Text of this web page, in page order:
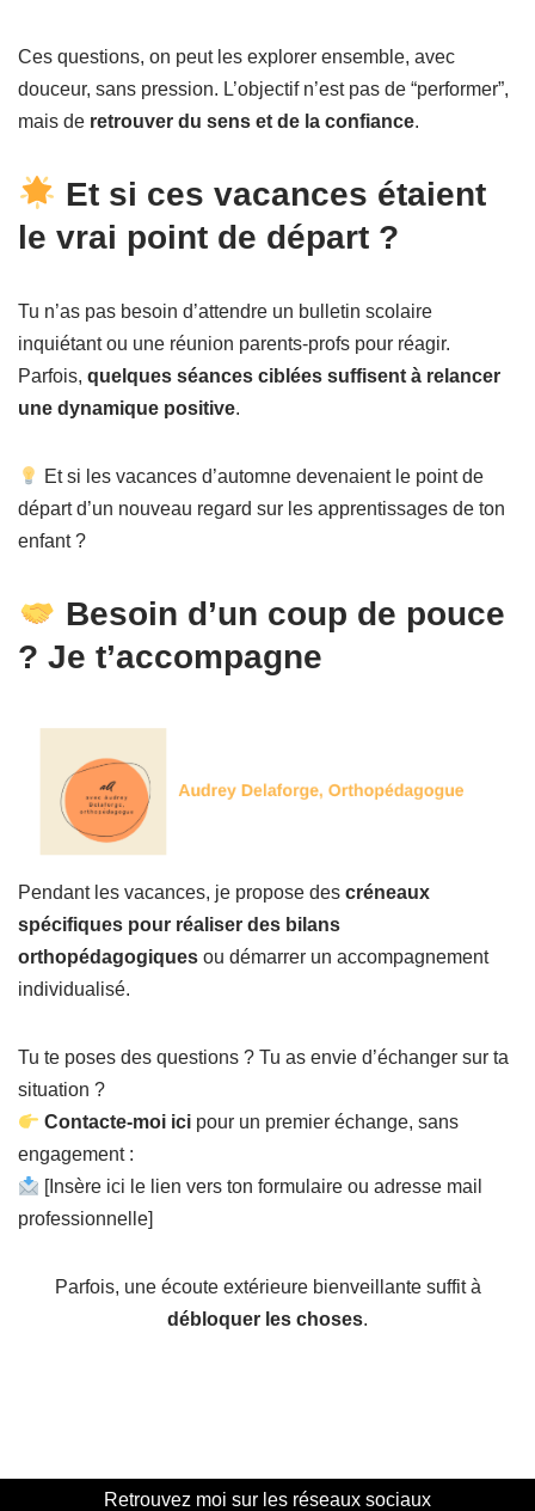
Ces questions, on peut les explorer ensemble, avec
douceur, sans pression. L’objectif n’est pas de “performer”,
mais de retrouver du sens et de la confiance.
Et si ces vacances étaient
le vrai point de départ ?
Tu n’as pas besoin d’attendre un bulletin scolaire
inquiétant ou une réunion parents-profs pour réagir.
Parfois, quelques séances ciblées suffisent à relancer
une dynamique positive.
Et si les vacances d’automne devenaient le point de
départ d’un nouveau regard sur les apprentissages de ton
enfant ?
Besoin d’un coup de pouce
? Je t’accompagne
Pendant les vacances, je propose des créneaux
spécifiques pour réaliser des bilans
orthopédagogiques ou démarrer un accompagnement
individualisé.
Tu te poses des questions ? Tu as envie d’échanger sur ta
situation ?
Contacte-moi ici pour un premier échange, sans
engagement :
[Insère ici le lien vers ton formulaire ou adresse mail
professionnelle]
Parfois, une écoute extérieure bienveillante suffit à
débloquer les choses.
Retrouvez moi sur les réseaux sociaux